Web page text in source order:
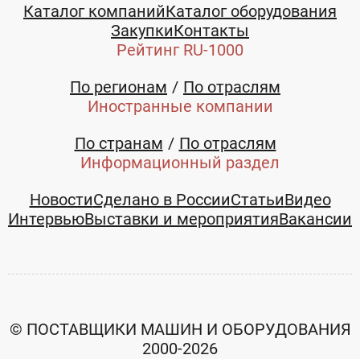
Каталог компанийКаталог оборудования
ЗакупкиКонтакты
Рейтинг RU-1000
По регионам
По отраслям
Иностранные компании
По странам
По отраслям
Информационный раздел
НовостиСделано в РоссииСтатьиВидео
ИнтервьюВыставки и мероприятияВакансии
© ПОСТАВЩИКИ МАШИН И ОБОРУДОВАНИЯ
2000-2026